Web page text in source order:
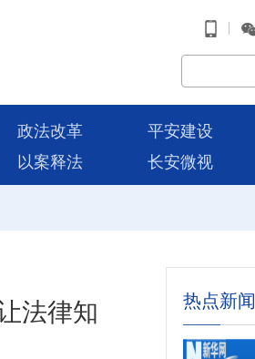
|
政法改革 平安建设
以案释法 长安微视
法律知
热点新闻